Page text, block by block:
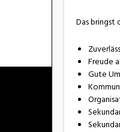
Das bringst
Freude
Gute